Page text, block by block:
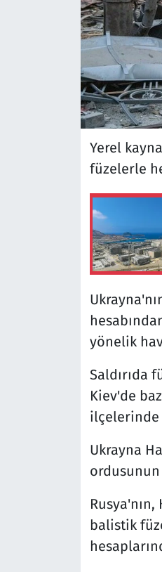
Yerel
füzelerle
yönelik
Saldırıda
Kiev'de
ilçelerinde
Ukrayna
ordusunun
balistik